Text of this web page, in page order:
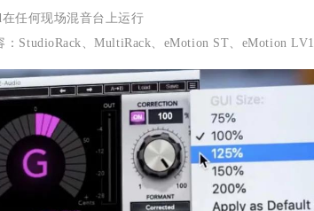
任何现场混音台上运行
：StudioRack、MultiRack、eMotion ST、eMotion LV1